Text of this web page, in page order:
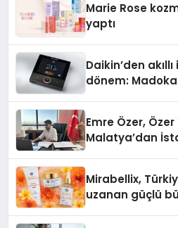
Marie Rose
yaptı
Daikin’den
dönem:
Emre Özer,
Malatya’dan
Mirabellix,
uzanan güçlü